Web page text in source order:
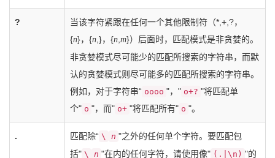
?
当该字符紧跟在任何一个其他限制符（*,+,?，
{n}，{n ,}，{n m}）后面时，匹配模式是非贪婪的。
非贪婪模式尽可能少的匹配所搜索的字符串，而默
认的贪婪模式则尽可能多的匹配所搜索的字符串。
例如，对于字符串“ oooo "，" o+? "将匹配单
个" o "，而" o+ "将匹配所有" o "。
. 匹配除“ \ n "之外的任何单个字符。要匹配包
括" \ n "在内的任何字符，请使用像" (.|\n) "的